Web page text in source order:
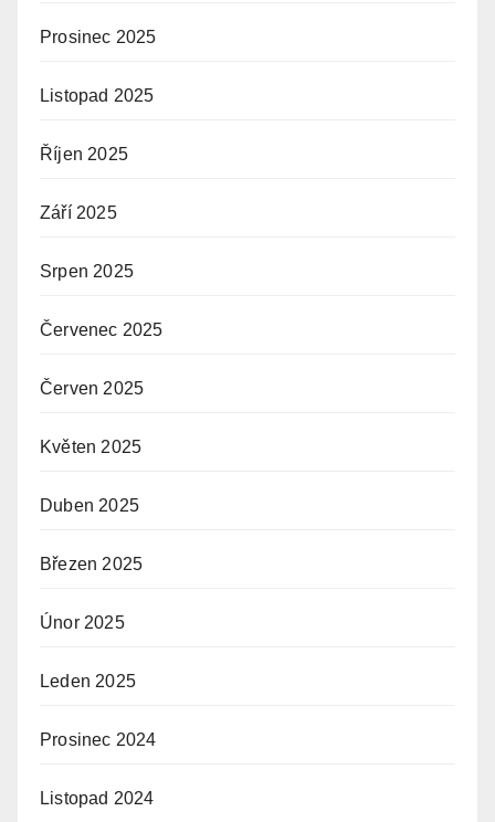
Prosinec 2025
Listopad 2025
Říjen 2025
Září 2025
Srpen 2025
Červenec 2025
Červen 2025
Květen 2025
Duben 2025
Březen 2025
Únor 2025
Leden 2025
Prosinec 2024
Listopad 2024